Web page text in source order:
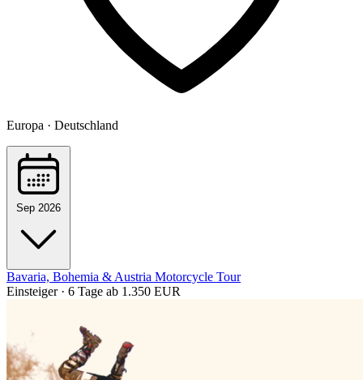
Europa · Deutschland
Sep 2026
Bavaria, Bohemia & Austria Motorcycle Tour
Einsteiger · 6 Tage ab 1.350 EUR